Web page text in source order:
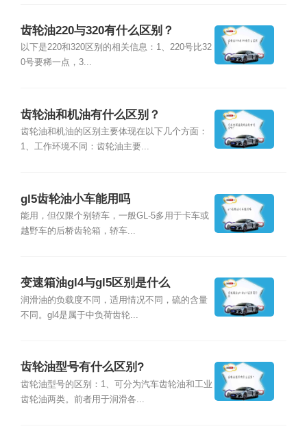
齿轮油220与320有什么区别？
以下是220和320区别的相关信息：1、220号比32
0号要稀一点，3...
齿轮油和机油有什么区别？
齿轮油和机油的区别主要体现在以下几个方面：
1、工作环境不同：齿轮油主要...
gl5齿轮油小车能用吗
能用，但仅限个别轿车，一般GL-5多用于卡车或
越野车的后桥齿轮箱，轿车...
变速箱油gl4与gl5区别是什么
润滑油的负载度不同，适用情况不同，硫的含量
不同。gl4是属于中负荷齿轮...
齿轮油型号有什么区别?
齿轮油型号的区别：1、可分为汽车齿轮油和工业
齿轮油两类。前者用于润滑各...